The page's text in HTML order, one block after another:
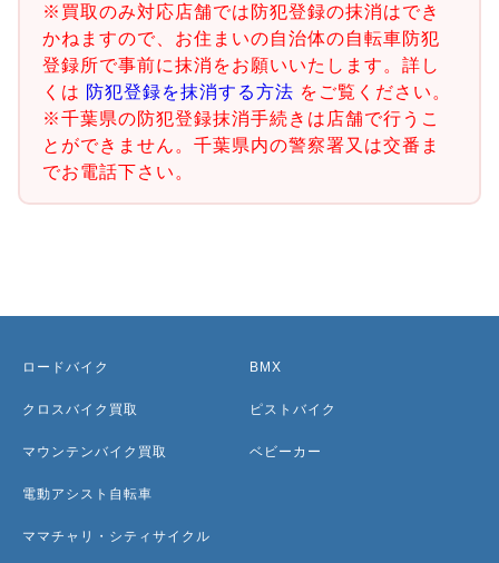
※買取のみ対応店舗では防犯登録の抹消はでき
かねますので、お住まいの自治体の自転車防犯
登録所で事前に抹消をお願いいたします。詳し
くは 防犯登録を抹消する方法 をご覧ください。
※千葉県の防犯登録抹消手続きは店舗で行うこ
とができません。千葉県内の警察署又は交番ま
でお電話下さい。
ロードバイク
クロスバイク買取
マウンテンバイク買取
電動アシスト自転車
ママチャリ・シティサイクル
BMX
ピストバイク
ベビーカー